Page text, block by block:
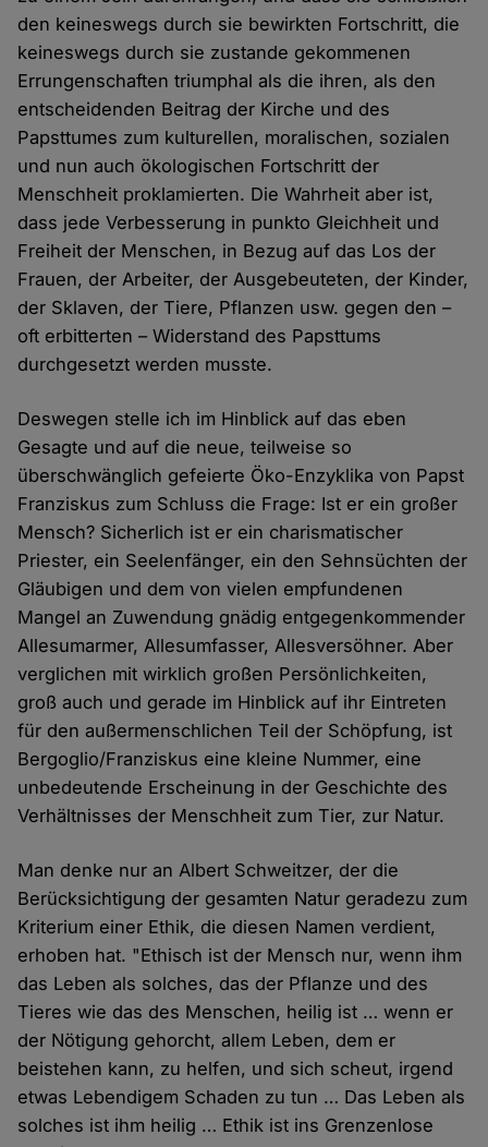
den keineswegs durch sie bewirkten Fortschritt, die
keineswegs durch sie zustande gekommenen
Errungenschaften triumphal als die ihren, als den
entscheidenden Beitrag der Kirche und des
Papsttumes zum kulturellen, moralischen, sozialen
und nun auch ökologischen Fortschritt der
Menschheit proklamierten. Die Wahrheit aber ist,
dass jede Verbesserung in punkto Gleichheit und
Freiheit der Menschen, in Bezug auf das Los der
Frauen, der Arbeiter, der Ausgebeuteten, der Kinder,
der Sklaven, der Tiere, Pflanzen usw. gegen den –
oft erbitterten – Widerstand des Papsttums
durchgesetzt werden musste.
Deswegen stelle ich im Hinblick auf das eben
Gesagte und auf die neue, teilweise so
überschwänglich gefeierte Öko-Enzyklika von Papst
Franziskus zum Schluss die Frage: Ist er ein großer
Mensch? Sicherlich ist er ein charismatischer
Priester, ein Seelenfänger, ein den Sehnsüchten der
Gläubigen und dem von vielen empfundenen
Mangel an Zuwendung gnädig entgegenkommender
Allesumarmer, Allesumfasser, Allesversöhner. Aber
verglichen mit wirklich großen Persönlichkeiten,
groß auch und gerade im Hinblick auf ihr Eintreten
für den außermenschlichen Teil der Schöpfung, ist
Bergoglio/Franziskus eine kleine Nummer, eine
unbedeutende Erscheinung in der Geschichte des
Verhältnisses der Menschheit zum Tier, zur Natur.
Man denke nur an Albert Schweitzer, der die
Berücksichtigung der gesamten Natur geradezu zum
Kriterium einer Ethik, die diesen Namen verdient,
erhoben hat. "Ethisch ist der Mensch nur, wenn ihm
das Leben als solches, das der Pflanze und des
Tieres wie das des Menschen, heilig ist … wenn er
der Nötigung gehorcht, allem Leben, dem er
beistehen kann, zu helfen, und sich scheut, irgend
etwas Lebendigem Schaden zu tun … Das Leben als
solches ist ihm heilig … Ethik ist ins Grenzenlose